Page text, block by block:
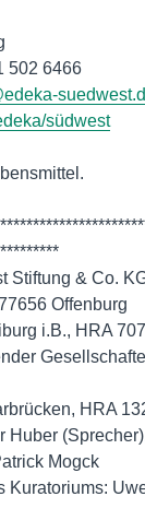
502 6466
südwest
Stiftung & Co.
Offenburg
i.B., HRA
HRA
Huber
Mogck
Kuratoriums: